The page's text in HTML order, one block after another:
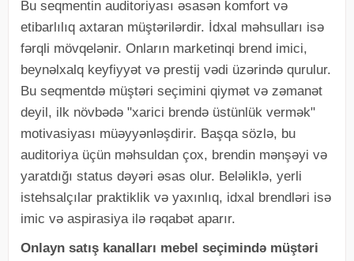
Bu seqmentin auditoriyası əsasən komfort və
etibarlılıq axtaran müştərilərdir. İdxal məhsulları isə
fərqli mövqelənir. Onların marketinqi brend imici,
beynəlxalq keyfiyyət və prestij vədi üzərində qurulur.
Bu seqmentdə müştəri seçimini qiymət və zəmanət
deyil, ilk növbədə "xarici brendə üstünlük vermək"
motivasiyası müəyyənləşdirir. Başqa sözlə, bu
auditoriya üçün məhsuldan çox, brendin mənşəyi və
yaratdığı status dəyəri əsas olur. Beləliklə, yerli
istehsalçılar praktiklik və yaxınlıq, idxal brendləri isə
imic və aspirasiya ilə rəqabət aparır.
Onlayn satış kanalları mebel seçimində müştəri